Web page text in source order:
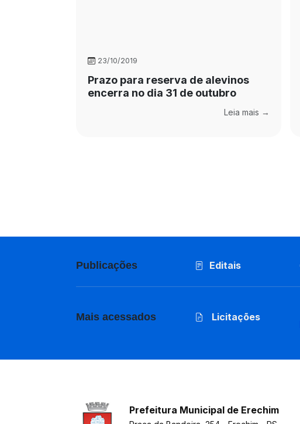
23/10/2019
Prazo para reserva de alevinos
encerra no dia 31 de outubro
Leia mais →
Publicações Editais
Mais acessados Licitações
Prefeitura Municipal de Erechim